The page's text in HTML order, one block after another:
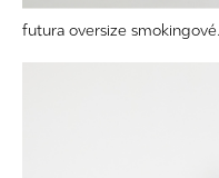
futura oversize smokingové...